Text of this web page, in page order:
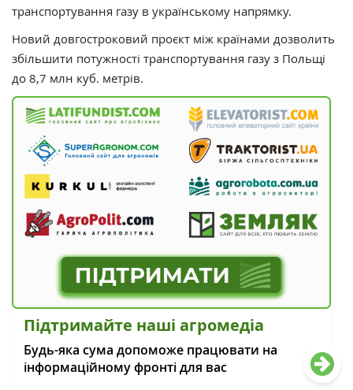
транспортування газу в українському напрямку.
Новий довгостроковий проєкт між країнами дозволить
збільшити потужності транспортування газу з Польщі
до 8,7 млн куб. метрів.
Підтримайте наші агромедіа
Будь-яка сума допоможе працювати на
інформаційному фронті для вас